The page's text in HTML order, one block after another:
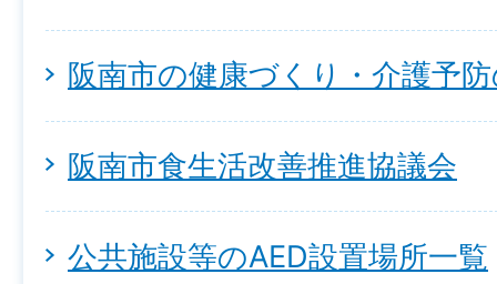
阪南市の健康づくり・介護予
阪南市食生活改善推進協議会
公共施設等のAED設置場所一覧